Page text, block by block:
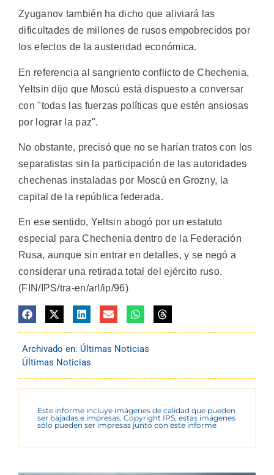
Zyuganov también ha dicho que aliviará las
dificultades de millones de rusos empobrecidos por
los efectos de la austeridad económica.
En referencia al sangriento conflicto de Chechenia,
Yeltsin dijo que Moscú está dispuesto a conversar
con "todas las fuerzas políticas que estén ansiosas
por lograr la paz".
No obstante, precisó que no se harían tratos con los
separatistas sin la participación de las autoridades
chechenas instaladas por Moscú en Grozny, la
capital de la república federada.
En ese sentido, Yeltsin abogó por un estatuto
especial para Chechenia dentro de la Federación
Rusa, aunque sin entrar en detalles, y se negó a
considerar una retirada total del ejército ruso.
(FIN/IPS/tra-en/arl/ip/96)
Archivado en: Últimas Noticias
Últimas Noticias
Este informe incluye imágenes de calidad que pueden
ser bajadas e impresas. Copyright IPS, estas imágenes
sólo pueden ser impresas junto con este informe